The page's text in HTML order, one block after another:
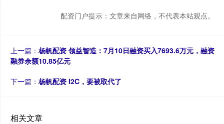
配资门户提示：文章来自网络，不代表本站观点。
上一篇： 杨帆配资 领益智造：7月10日融资买入7693.6万元，融资
融券余额10.85亿元
下一篇： 杨帆配资 I2C，要被取代了
相关文章